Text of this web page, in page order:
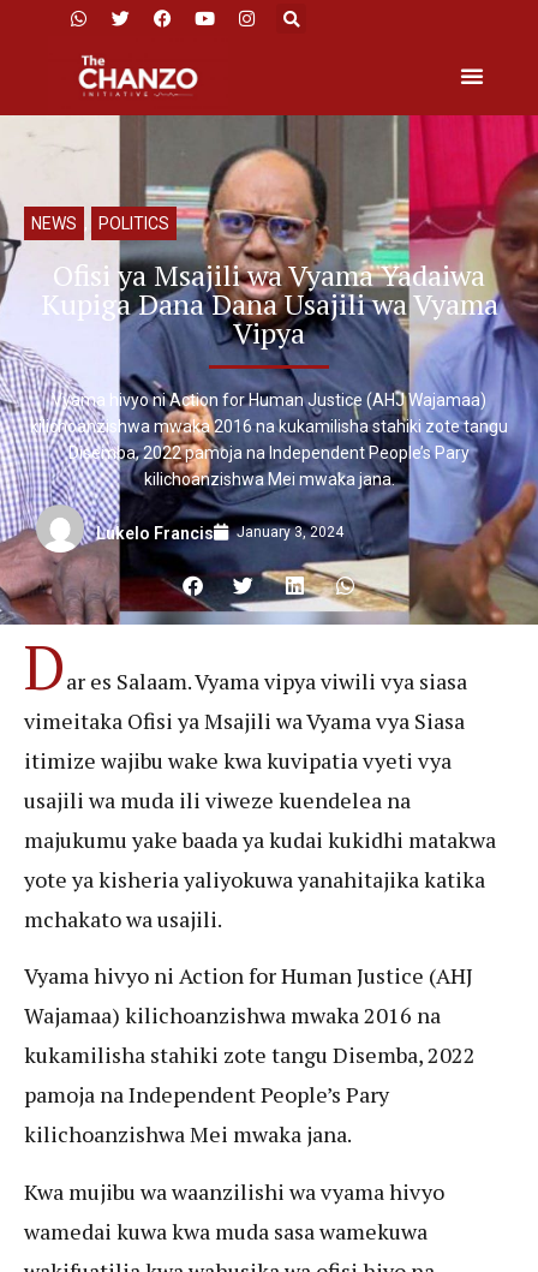
NEWS , POLITICS
Ofisi ya Msajili wa Vyama Yadaiwa
Kupiga Dana Dana Usajili wa Vyama
Vipya
Vyama hivyo ni Action for Human Justice (AHJ Wajamaa)
kilichoanzishwa mwaka 2016 na kukamilisha stahiki zote tangu
Disemba, 2022 pamoja na Independent People’s Pary
kilichoanzishwa Mei mwaka jana.
Lukelo Francis January 3, 2024
Dar es Salaam. Vyama vipya viwili vya siasa
vimeitaka Ofisi ya Msajili wa Vyama vya Siasa
itimize wajibu wake kwa kuvipatia vyeti vya
usajili wa muda ili viweze kuendelea na
majukumu yake baada ya kudai kukidhi matakwa
yote ya kisheria yaliyokuwa yanahitajika katika
mchakato wa usajili.
Vyama hivyo ni Action for Human Justice (AHJ
Wajamaa) kilichoanzishwa mwaka 2016 na
kukamilisha stahiki zote tangu Disemba, 2022
pamoja na Independent People’s Pary
kilichoanzishwa Mei mwaka jana.
Kwa mujibu wa waanzilishi wa vyama hivyo
wamedai kuwa kwa muda sasa wamekuwa